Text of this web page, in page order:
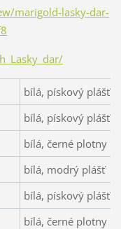
marigold-lasky-dar-
bílá, pískový plášť
bílá, pískový plášť
bílá, černé plotny
bílá, modrý plášť
bílá, pískový plášť
bílá, černé plotny